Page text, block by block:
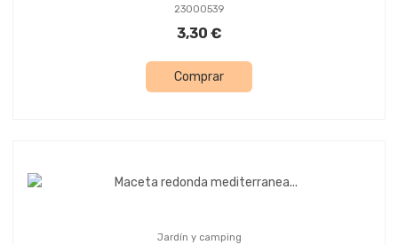
23000539
3,30 €
Comprar
Jardín y camping